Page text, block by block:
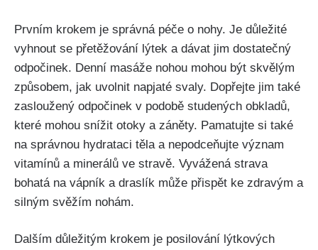
Prvním krokem je⁤ správná péče ‌o nohy. Je důležité
vyhnout se přetěžování lýtek a‌ dávat jim dostatečný
odpočinek. Denní masáže nohou ‌mohou ​být ‌skvělým
způsobem, jak uvolnit ⁢napjaté svaly. Dopřejte jim také
⁣zasloužený⁣ odpočinek v podobě studených obkladů,
které mohou snížit otoky​ a záněty. Pamatujte si také
na správnou hydrataci těla a nepodceňujte význam
vitamínů a minerálů ve stravě. Vyvážená strava
bohatá na‌ vápník a‍ draslík může‍ přispět ke ⁣zdravým ​a
⁢silným svěžím nohám.‌
Dalším důležitým krokem ⁢je posilování lýtkových